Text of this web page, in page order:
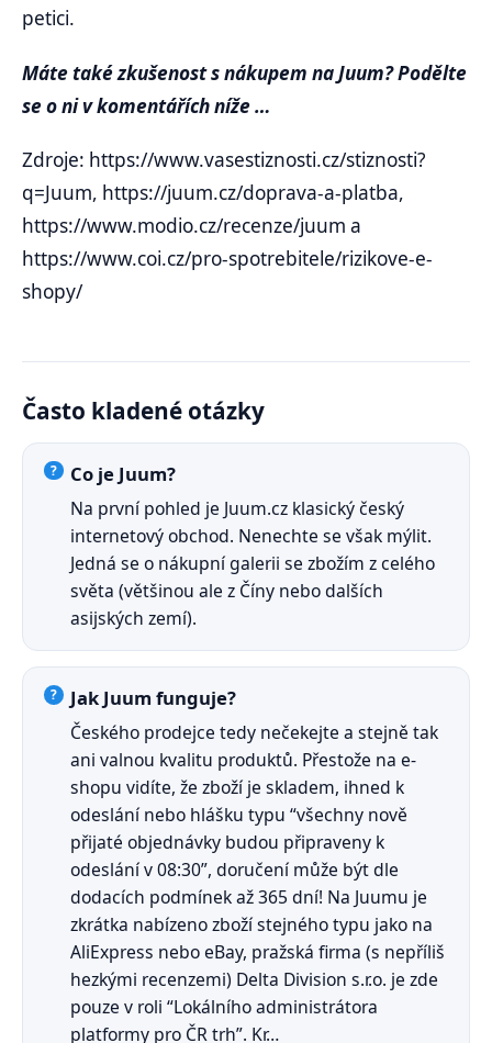
petici.
Máte také zkušenost s nákupem na Juum? Podělte
se o ni v komentářích níže …
Zdroje: https://www.vasestiznosti.cz/stiznosti?
q=Juum, https://juum.cz/doprava-a-platba,
https://www.modio.cz/recenze/juum a
https://www.coi.cz/pro-spotrebitele/rizikove-e-
shopy/
Často kladené otázky
Co je Juum?
Na první pohled je Juum.cz klasický český
internetový obchod. Nenechte se však mýlit.
Jedná se o nákupní galerii se zbožím z celého
světa (většinou ale z Číny nebo dalších
asijských zemí).
Jak Juum funguje?
Českého prodejce tedy nečekejte a stejně tak
ani valnou kvalitu produktů. Přestože na e-
shopu vidíte, že zboží je skladem, ihned k
odeslání nebo hlášku typu “všechny nově
přijaté objednávky budou připraveny k
odeslání v 08:30”, doručení může být dle
dodacích podmínek až 365 dní! Na Juumu je
zkrátka nabízeno zboží stejného typu jako na
AliExpress nebo eBay, pražská firma (s nepříliš
hezkými recenzemi) Delta Division s.r.o. je zde
pouze v roli “Lokálního administrátora
platformy pro ČR trh”. Kr…